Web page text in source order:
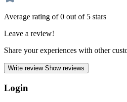
Average rating of 0 out of 5 stars
Leave a review!
Share your experiences with other
Write review Show reviews
Login